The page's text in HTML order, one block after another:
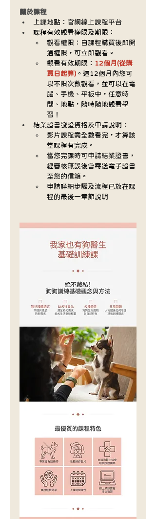
關於課程
上課地點：官網線上課程平台
課程有效觀看權限及期限：
觀看權限：自課程購買後即開
通權限，可立即觀看。
觀看有效期限： 12個月(從購
買日起算) 。這12個月內您可
以不限次數觀看，並可以在電
腦、手機、平板中，任意時
間、地點，隨時隨地觀看學
習！
結業證書發證資格及申請說明：
影片課程需全數看完，才算該
堂課程有完成。
當您完課時可申請結業證書，
經審核無誤後會寄送電子證書
至您的信箱。
申請詳細步驟及流程已放在課
程的最後一章節說明